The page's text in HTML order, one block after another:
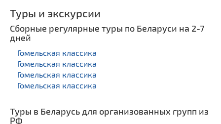
Туры и экскурсии
Сборные регулярные туры по Беларуси на 2-7
дней
Гомельская классика
Гомельская классика
Гомельская классика
Гомельская классика
Туры в Беларусь для организованных групп из
РФ